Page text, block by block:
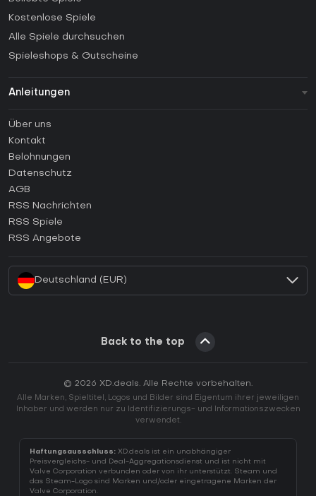
Kostenlose Spiele
Alle Spiele durchsuchen
Spieleshops & Gutscheine
Anleitungen
Anleitungen
Wie aktiviert man einen Steam CD Key?
Wie aktiviert man einen Epic Games CD Key?
Wie aktiviert man einen GOG CD Key?
Wie aktiviert man einen Ubisoft Connect CD Key?
Wie aktiviert man einen EA App CD Key?
Über uns
Kontakt
Belohnungen
Datenschutz
AGB
RSS Nachrichten
RSS Spiele
RSS Angebote
Deutschland (EUR)
Back to the top
© 2026 XD.deals. Alle Rechte vorbehalten.
Alle Marken, Spieltitel, Logos und Bilder sind Eigentum ihrer jeweiligen
Inhaber und werden nur zu Identifizierungs- und Informationszwecken
verwendet.
Haftungsausschluss: XD.deals ist ein unabhängiger
Preisvergleichs- und Deal-Aggregationsdienst und ist nicht mit
Valve Corporation verbunden oder von ihr unterstützt. Steam und
das Steam-Logo sind Marken und/oder eingetragene Marken der
Valve Corporation.